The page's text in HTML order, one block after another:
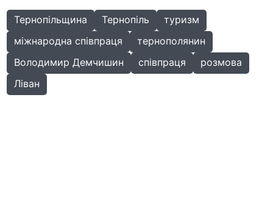
Тернопільщина Тернопіль
туризм
міжнародна співпраця
тернополянин
Володимир Демчишин
співпраця
розмова
Ліван